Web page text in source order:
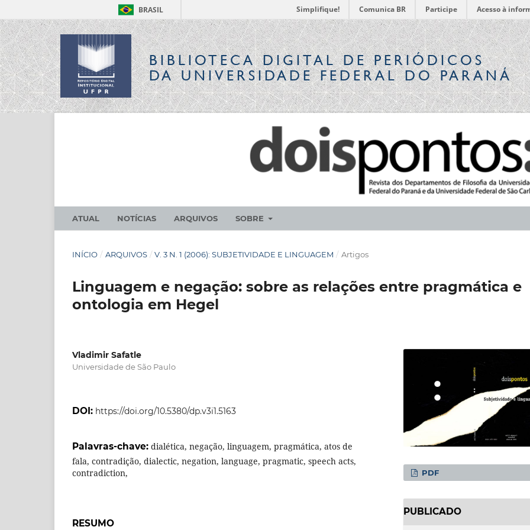
BRASIL Simplifique! Comunica BR Participe Acesso à
BIBLIOTECA DIGITALDE PERIÓDICOS
DA UNIVERSIDADE FEDERAL DO PARANÁ
ATUAL NOTÍCIAS ARQUIVOS SOBRE
INÍCIO / ARQUIVOS / V. 3 N. 1 (2006): SUBJETIVIDADE E LINGUAGEM / Artigos
Linguagem e negação: sobre as relações entre pragmática e
ontologia em Hegel
Vladimir Safatle
Universidade de São Paulo
DOI: https://doi.org/10.5380/dp.v3i1.5163
Palavras-chave: dialética, negação, linguagem, pragmática, atos de
fala, contradição, dialectic, negation, language, pragmatic, speech acts,
contradiction,
RESUMO
PDF
PUBLICADO